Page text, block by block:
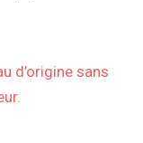
d’origine sans